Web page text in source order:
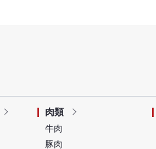
肉類
牛肉
豚肉